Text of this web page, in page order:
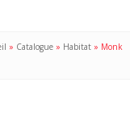
» Catalogue » Habitat » Monk